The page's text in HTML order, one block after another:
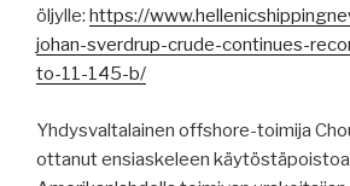
öljylle: https://
johan-sverdrup-crude-continues-
to-11-145-b/
Yhdysvaltalainen offshore-toimija
ottanut ensiaskeleen